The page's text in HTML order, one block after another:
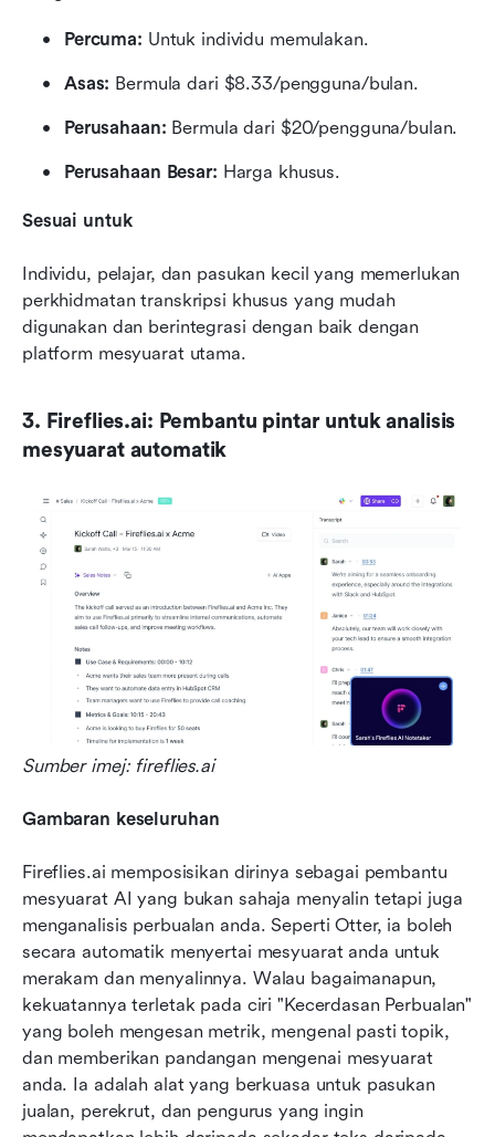
Percuma: Untuk individu memulakan.
Asas: Bermula dari $8.33/pengguna/bulan.
Perusahaan: Bermula dari $20/pengguna/bulan.
Perusahaan Besar: Harga khusus.
Sesuai untuk
Individu, pelajar, dan pasukan kecil yang memerlukan
perkhidmatan transkripsi khusus yang mudah
digunakan dan berintegrasi dengan baik dengan
platform mesyuarat utama.
3. Fireflies.ai: Pembantu pintar untuk analisis
mesyuarat automatik
Sumber imej: fireflies.ai
Gambaran keseluruhan
Fireflies.ai memposisikan dirinya sebagai pembantu
mesyuarat AI yang bukan sahaja menyalin tetapi juga
menganalisis perbualan anda. Seperti Otter, ia boleh
secara automatik menyertai mesyuarat anda untuk
merakam dan menyalinnya. Walau bagaimanapun,
kekuatannya terletak pada ciri "Kecerdasan Perbualan"
yang boleh mengesan metrik, mengenal pasti topik,
dan memberikan pandangan mengenai mesyuarat
anda. Ia adalah alat yang berkuasa untuk pasukan
jualan, perekrut, dan pengurus yang ingin